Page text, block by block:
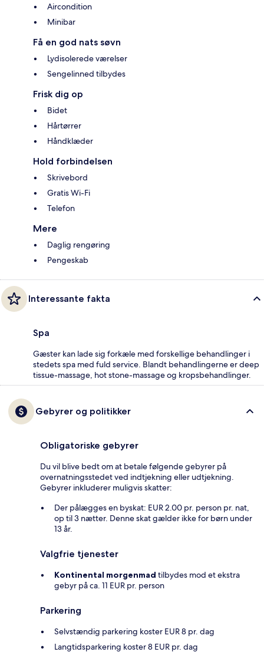
Aircondition
Minibar
Få en god nats søvn
Lydisolerede værelser
Sengelinned tilbydes
Frisk dig op
Bidet
Hårtørrer
Håndklæder
Hold forbindelsen
Skrivebord
Gratis Wi-Fi
Telefon
Mere
Daglig rengøring
Pengeskab
Interessante fakta
Spa
Gæster kan lade sig forkæle med forskellige behandlinger i
stedets spa med fuld service. Blandt behandlingerne er deep
tissue-massage, hot stone-massage og kropsbehandlinger.
Gebyrer og politikker
Obligatoriske gebyrer
Du vil blive bedt om at betale følgende gebyrer på
overnatningsstedet ved indtjekning eller udtjekning.
Gebyrer inkluderer muligvis skatter:
Der pålægges en byskat: EUR 2.00 pr. person pr. nat,
op til 3 nætter. Denne skat gælder ikke for børn under
13 år.
Valgfrie tjenester
Kontinental morgenmad tilbydes mod et ekstra
gebyr på ca. 11 EUR pr. person
Parkering
Selvstændig parkering koster EUR 8 pr. dag
Langtidsparkering koster 8 EUR pr. dag